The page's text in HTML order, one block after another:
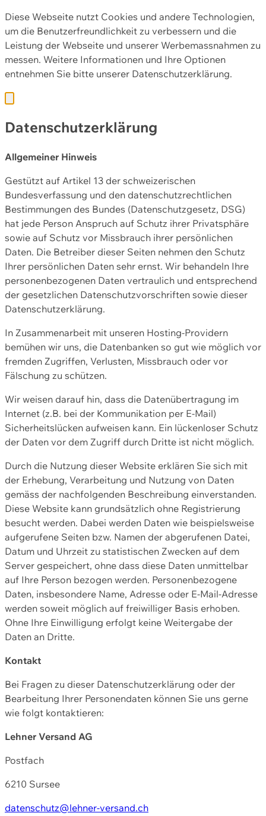
Diese Webseite nutzt Cookies und andere Technologien,
um die Benutzerfreundlichkeit zu verbessern und die
Leistung der Webseite und unserer Werbemassnahmen zu
messen. Weitere Informationen und Ihre Optionen
entnehmen Sie bitte unserer Datenschutzerklärung.
Datenschutzerklärung
Allgemeiner Hinweis
Gestützt auf Artikel 13 der schweizerischen
Bundesverfassung und den datenschutzrechtlichen
Bestimmungen des Bundes (Datenschutzgesetz, DSG)
hat jede Person Anspruch auf Schutz ihrer Privatsphäre
sowie auf Schutz vor Missbrauch ihrer persönlichen
Daten. Die Betreiber dieser Seiten nehmen den Schutz
Ihrer persönlichen Daten sehr ernst. Wir behandeln Ihre
personenbezogenen Daten vertraulich und entsprechend
der gesetzlichen Datenschutzvorschriften sowie dieser
Datenschutzerklärung.
In Zusammenarbeit mit unseren Hosting-Providern
bemühen wir uns, die Datenbanken so gut wie möglich vor
fremden Zugriffen, Verlusten, Missbrauch oder vor
Fälschung zu schützen.
Wir weisen darauf hin, dass die Datenübertragung im
Internet (z.B. bei der Kommunikation per E-Mail)
Sicherheitslücken aufweisen kann. Ein lückenloser Schutz
der Daten vor dem Zugriff durch Dritte ist nicht möglich.
Durch die Nutzung dieser Website erklären Sie sich mit
der Erhebung, Verarbeitung und Nutzung von Daten
gemäss der nachfolgenden Beschreibung einverstanden.
Diese Website kann grundsätzlich ohne Registrierung
besucht werden. Dabei werden Daten wie beispielsweise
aufgerufene Seiten bzw. Namen der abgerufenen Datei,
Datum und Uhrzeit zu statistischen Zwecken auf dem
Server gespeichert, ohne dass diese Daten unmittelbar
auf Ihre Person bezogen werden. Personenbezogene
Daten, insbesondere Name, Adresse oder E-Mail-Adresse
werden soweit möglich auf freiwilliger Basis erhoben.
Ohne Ihre Einwilligung erfolgt keine Weitergabe der
Daten an Dritte.
Kontakt
Bei Fragen zu dieser Datenschutzerklärung oder der
Bearbeitung Ihrer Personendaten können Sie uns gerne
wie folgt kontaktieren:
Lehner Versand AG
Postfach
6210 Sursee
datenschutz@lehner-versand.ch